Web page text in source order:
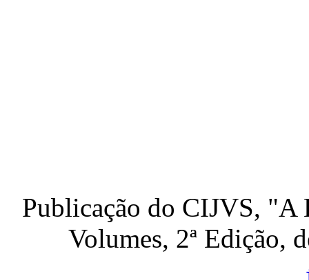
Publicação do CIJVS, "A
Volumes, 2ª Edição,